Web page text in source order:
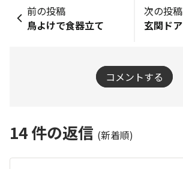
前の投稿
鳥よけで食器立て
次の投稿
玄関ドア
コメントする
14件の返信 (新着順)